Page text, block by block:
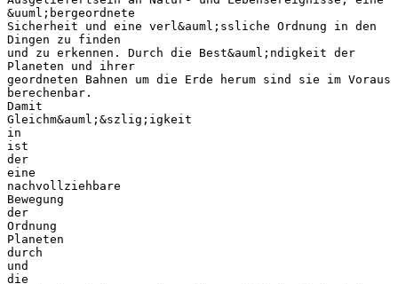
&uuml;bergeordnete
Sicherheit und eine verl&auml;ssliche Ordnung in den
Dingen zu finden
und zu erkennen. Durch die Best&auml;ndigkeit der
Planeten und ihrer
geordneten Bahnen um die Erde herum sind sie im Voraus
berechenbar.
Damit
Gleichm&auml;&szlig;igkeit
in
ist
der
eine
nachvollziehbare
Bewegung
der
Ordnung
Planeten
durch
und
die